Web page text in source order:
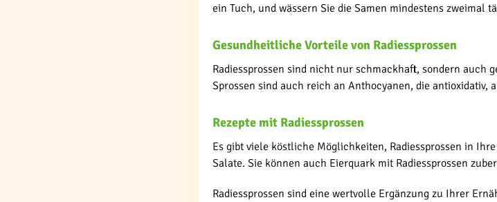
ein Tuch, und wässern Sie die Samen mindestens zweimal
Gesundheitliche Vorteile von Radiessprossen
Radiessprossen sind nicht nur schmackhaft, sondern auch
Sprossen sind auch reich an Anthocyanen, die
Rezepte mit Radiessprossen
Es gibt viele köstliche Möglichkeiten, Radiessprossen in
Salate. Sie können auch Eierquark mit Radiessprossen
Radiessprossen sind eine wertvolle Ergänzung zu Ihrer